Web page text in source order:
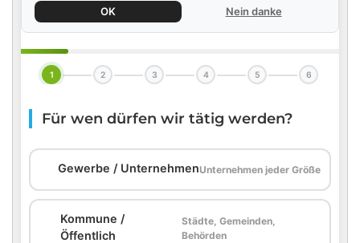
OK
Nein danke
1 2 3 4 5 6
Für wen dürfen wir tätig werden?
Gewerbe / UnternehmenUnternehmen jeder Größe
Kommune /
Öffentlich
Städte, Gemeinden,
Behörden